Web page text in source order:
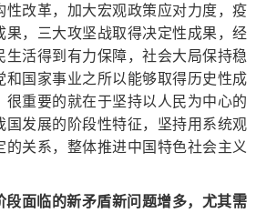
性改革，加大宏观政策应对力度，疫
果，三大攻坚战取得决定性成果，经
生活得到有力保障，社会大局保持稳
和国家事业之所以能够取得历史性成
重要的就在于坚持以人民为中心的
国发展的阶段性特征，坚持用系统观
的关系，整体推进中国特色社会主义
段面临的新矛盾新问题增多，尤其需